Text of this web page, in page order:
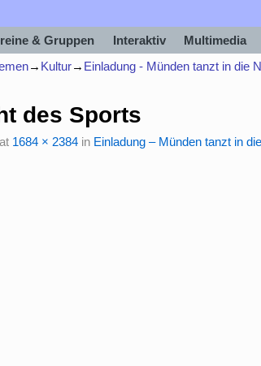
& Gruppen Interaktiv Multimedia
→ Kultur→ Einladung - Münden tanzt in die
des Sports
1684 × 2384in Einladung – Münden tanzt in